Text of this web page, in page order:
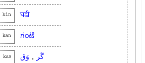
hin घड़ी
kan ಗಂಟೆ
kas گَر , وَق